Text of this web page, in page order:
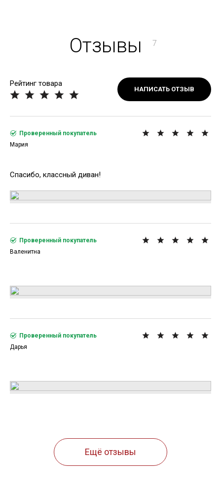
Отзывы 7
Рейтинг товара
НАПИСАТЬ ОТЗЫВ
Спасибо, классный диван!
Проверенный покупатель
Мария
Проверенный покупатель
Валенитна
Проверенный покупатель
Дарья
Ещё отзывы